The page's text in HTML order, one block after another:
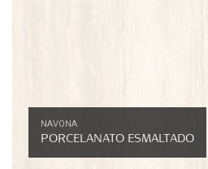
NAVONA
PORCELANATO ESMALTADO